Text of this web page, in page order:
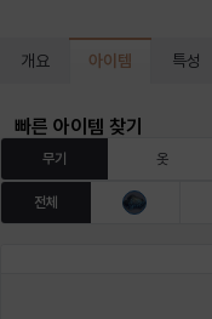
아야 아이솔
개요 아이템 특성
빠른 아이템 찾기
무기 옷
전체